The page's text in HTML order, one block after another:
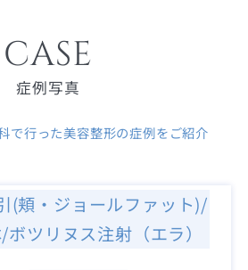
CASE
症例写真
で行った美容整形の症例をご紹介
(頬・ジョールファット)/
ツリヌス注射（エラ）